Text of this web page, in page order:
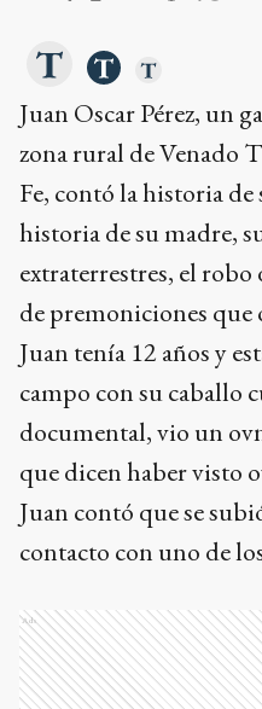
Juan Oscar Pérez, un
zona rural de Venado
Fe, contó la historia
historia de su madre,
extraterrestres, el
de premoniciones que
Juan tenía 12 años y
campo con su caballo
documental, vio un
que dicen haber visto
Juan contó que se
contacto con uno de
Ads